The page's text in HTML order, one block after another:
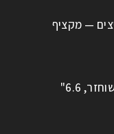
— מקציף
סמסונג Galaxy A42 5G משוחזר, 6.6"